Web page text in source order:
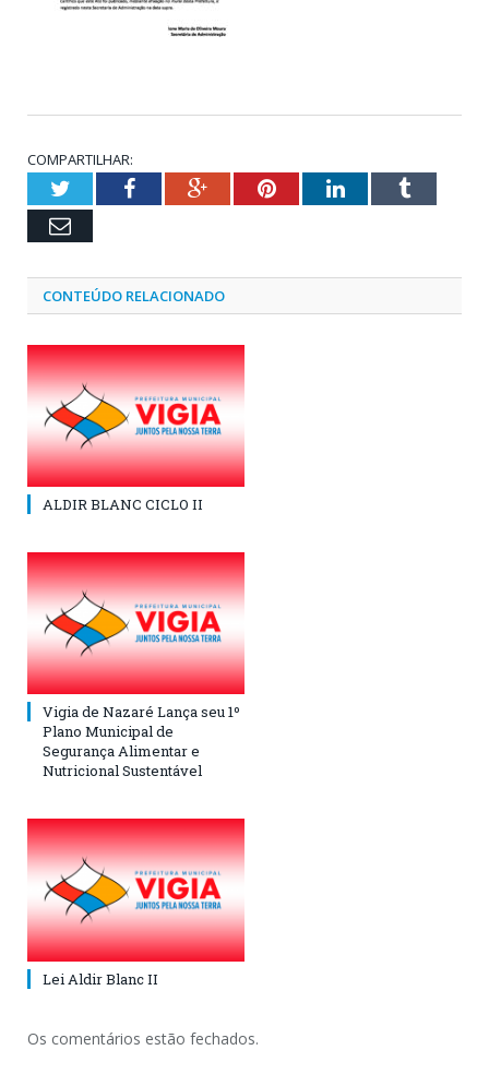
COMPARTILHAR:
TwitterFacebookGoogle+PinterestLinkedInTumblr
Email
CONTEÚDO RELACIONADO
ALDIR BLANC CICLO II
Vigia de Nazaré Lança seu 1º
Plano Municipal de
Segurança Alimentar e
Nutricional Sustentável
Lei Aldir Blanc II
Os comentários estão fechados.